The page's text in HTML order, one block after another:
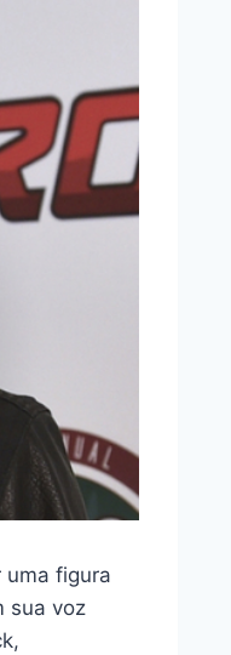
uma figura
sua voz